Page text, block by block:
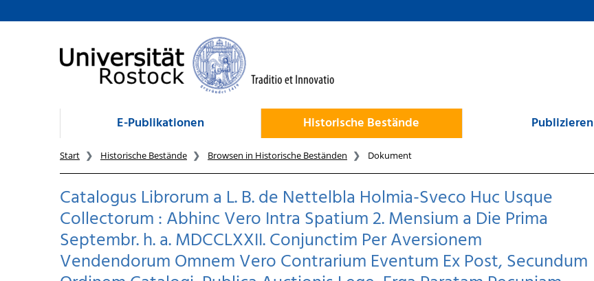
zum Inhalt
E-Publikationen Historische Bestände Publizieren
Start Historische Bestände Browsen in Historische Beständen Dokument
Catalogus Librorum a L. B. de Nettelbla Holmia-Sveco Huc Usque
Collectorum : Abhinc Vero Intra Spatium 2. Mensium a Die Prima
Septembr. h. a. MDCCLXXII. Conjunctim Per Aversionem
Vendendorum Omnem Vero Contrarium Eventum Ex Post, Secundum